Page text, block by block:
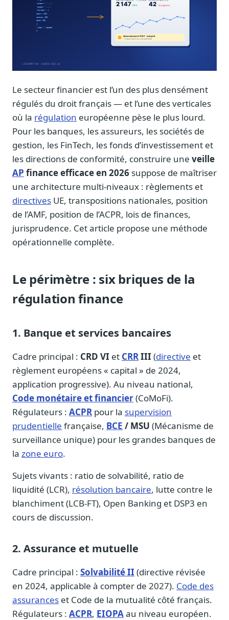
Affaires publiques
Cabinets, DRI, consultants en lobbying
JO, décrets, conseil des ministres, AAI
ONG, syndicats, ordres, associations
Parlementaires
Préparez vos interventions et amendements
Journalistes
Veille en temps réel, embeds pour vos contenus
Chercheurs
Données exhaustives pour vos travaux académiques
Suivi par secteur
11 secteurs : énergie, santé, finance, numérique…
Cas d'usage concrets
Six cas pour gagner du temps
Consultants seniors, plateforme Legiwatch incluse
Guides pratiques
17 guides sur le Parlement, la procédure, le plaidoyer
Blog & Podcast Hémicycle
Analyses, méthodes, coulisses
Lexique parlementaire
1027 termes expliqués
Glossaire affaires publiques
Lexique par thème métier
Sources couvertes
Le changelog mensuel
Ils utilisent Legiwatch
Qui sommes-nous
Méthode, valeurs et équipe
Charte IA
Fiabilité, souveraineté, sobriété
Sécurité
Hébergement européen, RGPD
Le secteur financier est l’un des plus densément
régulés du droit français — et l’une des verticales
où la régulation européenne pèse le plus lourd.
Pour les banques, les assureurs, les sociétés de
gestion, les FinTech, les fonds d’investissement et
les directions de conformité, construire une veille
AP finance efficace en 2026 suppose de maîtriser
une architecture multi-niveaux : règlements et
directives UE, transpositions nationales, position
de l’AMF, position de l’ACPR, lois de finances,
jurisprudence. Cet article propose une méthode
opérationnelle complète.
Le périmètre : six briques de la
régulation finance
1. Banque et services bancaires
Cadre principal : CRD VI et CRRIII (directive et
règlement européens « capital » de 2024,
application progressive). Au niveau national,
Code monétaire et financier(CoMoFi).
Régulateurs : ACPR pour la supervision
prudentielle française, BCE / MSU (Mécanisme de
surveillance unique) pour les grandes banques de
la zone euro.
Sujets vivants : ratio de solvabilité, ratio de
liquidité (LCR), résolution bancaire, lutte contre le
blanchiment (LCB-FT), Open Banking et DSP3 en
cours de discussion.
2. Assurance et mutuelle
Cadre principal : Solvabilité II (directive révisée
en 2024, applicable à compter de 2027). Code des
assurances et Code de la mutualité côté français.
Régulateurs : ACPR, EIOPAau niveau européen.